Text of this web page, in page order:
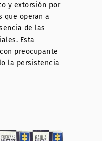
y extorsión por
que operan a
de las
Esta
preocupante
la persistencia